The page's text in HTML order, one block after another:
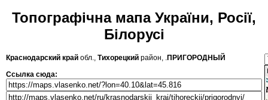
Топографічна мапа України, Росії,
Білорусі
Краснодарский край обл., Тихорецкий район, .ПРИГОРОДНЫЙ
Ссылка сюда: